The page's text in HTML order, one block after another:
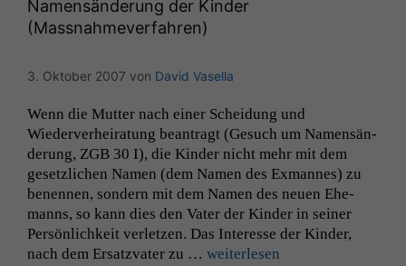
Namensänderung der Kinder
(Massnahmeverfahren)
3. Oktober 2007 von David Vasella
Wenn die Mut­ter nach ein­er Schei­dung und
Wiederver­heiratung beantragt (Gesuch um Namen­sän­
derung, ZGB 30 I), die Kinder nicht mehr mit dem
geset­zlichen Namen (dem Namen des Exmannes) zu
benen­nen, son­dern mit dem Namen des neuen Ehe­
manns, so kann dies den Vater der Kinder in sein­er
Per­sön­lichkeit ver­let­zen. Das Inter­esse der Kinder,
nach dem Ersatz­vater zu … weit­er­lesen